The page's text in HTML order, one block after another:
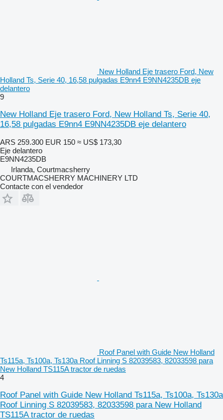
New Holland Eje trasero Ford, New
Holland Ts, Serie 40, 16,58 pulgadas E9nn4 E9NN4235DB eje
delantero
9
New Holland Eje trasero Ford, New Holland Ts, Serie 40,
16,58 pulgadas E9nn4 E9NN4235DB eje delantero
ARS 259.300 EUR 150 ≈ US$ 173,30
Eje delantero
E9NN4235DB
Irlanda, Courtmacsherry
COURTMACSHERRY MACHINERY LTD
Contacte con el vendedor
Roof Panel with Guide New Holland
Ts115a, Ts100a, Ts130a Roof Linning S 82039583, 82033598 para
New Holland TS115A tractor de ruedas
4
Roof Panel with Guide New Holland Ts115a, Ts100a, Ts130a
Roof Linning S 82039583, 82033598 para New Holland
TS115A tractor de ruedas